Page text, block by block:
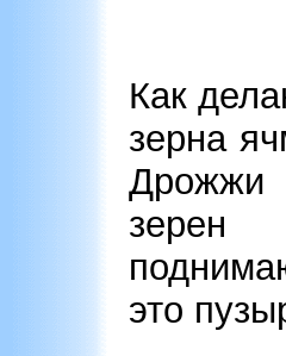
Как
зерна
Дрожжи
зерен
это